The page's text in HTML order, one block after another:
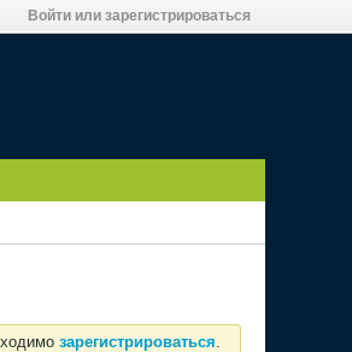
Войти или зарегистрироваться
зарегистрироваться.